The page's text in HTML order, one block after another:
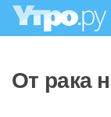
От рака